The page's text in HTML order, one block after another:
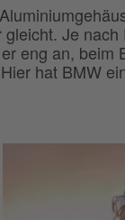
Je
eng an, beim
hat BMW